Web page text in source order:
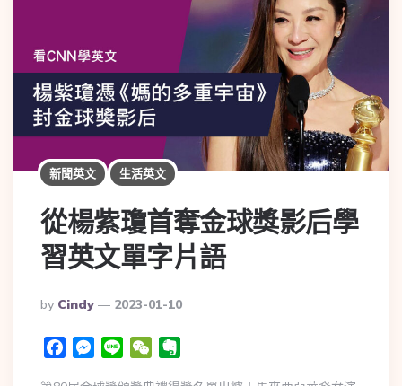
新聞英文 生活英文
從楊紫瓊首奪金球獎影后學
習英文單字片語
By Cindy 2023-01-10
FacebookMessenger
Line WeChat